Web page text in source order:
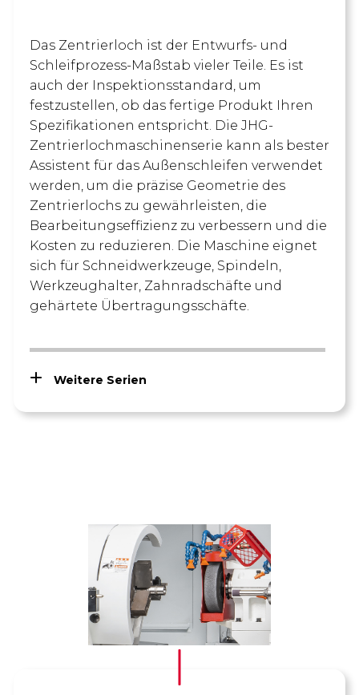
Das Zentrierloch ist der Entwurfs- und
Schleifprozess-Maßstab vieler Teile. Es ist
auch der Inspektionsstandard, um
festzustellen, ob das fertige Produkt Ihren
Spezifikationen entspricht. Die JHG-
Zentrierlochmaschinenserie kann als bester
Assistent für das Außenschleifen verwendet
werden, um die präzise Geometrie des
Zentrierlochs zu gewährleisten, die
Bearbeitungseffizienz zu verbessern und die
Kosten zu reduzieren. Die Maschine eignet
sich für Schneidwerkzeuge, Spindeln,
Werkzeughalter, Zahnradschäfte und
gehärtete Übertragungsschäfte.
Weitere Serien